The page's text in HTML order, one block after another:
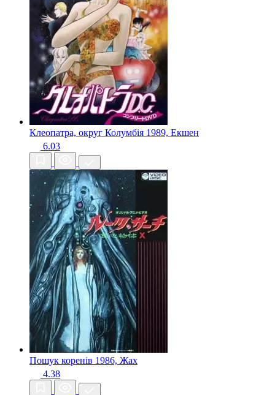
Клеопатра, округ Колумбія 1989, Екшен
6.03
Пошук коренів 1986, Жах
4.38